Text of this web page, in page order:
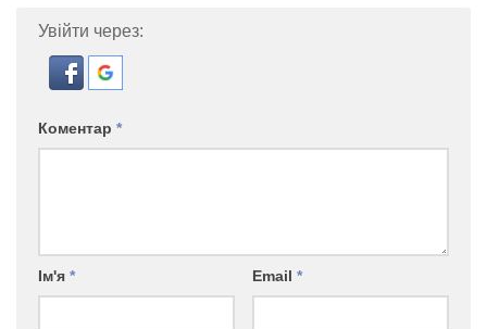
Увійти через:
Коментар *
Ім'я * Email *